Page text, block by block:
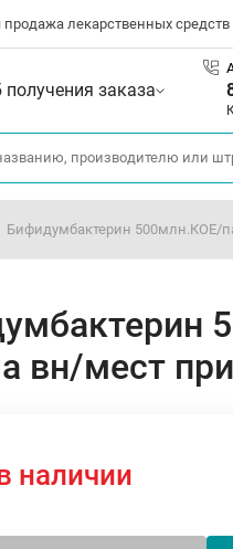
продажа лекарственных средств
заказа
Бифидумбактерин 500млн.КОЕ/
вн/мест
наличии